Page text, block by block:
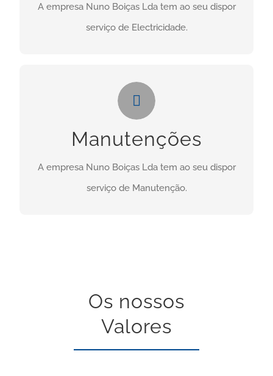
A empresa Nuno Boiças Lda tem ao seu dispor
serviço de Electricidade.
Manutenções
A empresa Nuno Boiças Lda tem ao seu dispor
serviço de Manutenção.
Manutenções
Necessita deste serviço? Clique no botão abaixo:
CONTACTO
Os nossos
Valores